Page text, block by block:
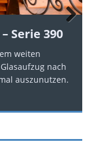
Serie 390
weiten
nach
auszunutzen.
Nex